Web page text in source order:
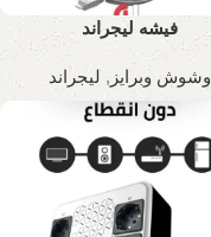
فيشه ليجراند
وشوش وبرايز , ليجراند